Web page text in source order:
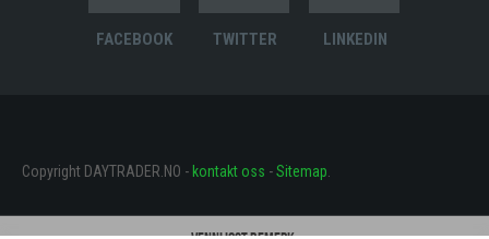
FACEBOOK TWITTER LINKEDIN
Copyright DAYTRADER.NO - kontakt oss -Sitemap.